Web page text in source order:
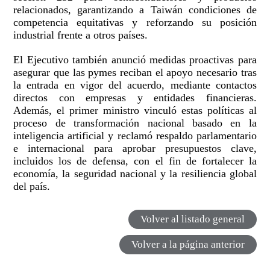
relacionados, garantizando a Taiwán condiciones de
competencia equitativas y reforzando su posición
industrial frente a otros países.
El Ejecutivo también anunció medidas proactivas para
asegurar que las pymes reciban el apoyo necesario tras
la entrada en vigor del acuerdo, mediante contactos
directos con empresas y entidades financieras.
Además, el primer ministro vinculó estas políticas al
proceso de transformación nacional basado en la
inteligencia artificial y reclamó respaldo parlamentario
e internacional para aprobar presupuestos clave,
incluidos los de defensa, con el fin de fortalecer la
economía, la seguridad nacional y la resiliencia global
del país.
Volver al listado general
Volver a la página anterior